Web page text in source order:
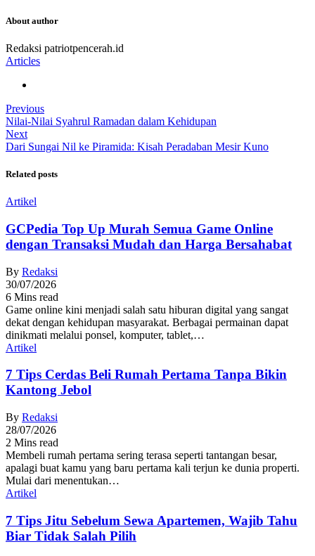
About author
Redaksi patriotpencerah.id
Articles
Previous
Nilai-Nilai Syahrul Ramadan dalam Kehidupan
Next
Dari Sungai Nil ke Piramida: Kisah Peradaban Mesir Kuno
Related posts
Artikel
GCPedia Top Up Murah Semua Game Online
dengan Transaksi Mudah dan Harga Bersahabat
By Redaksi
30/07/2026
6 Mins read
Game online kini menjadi salah satu hiburan digital yang sangat
dekat dengan kehidupan masyarakat. Berbagai permainan dapat
dinikmati melalui ponsel, komputer, tablet,…
Artikel
7 Tips Cerdas Beli Rumah Pertama Tanpa Bikin
Kantong Jebol
By Redaksi
28/07/2026
2 Mins read
Membeli rumah pertama sering terasa seperti tantangan besar,
apalagi buat kamu yang baru pertama kali terjun ke dunia properti.
Mulai dari menentukan…
Artikel
7 Tips Jitu Sebelum Sewa Apartemen, Wajib Tahu
Biar Tidak Salah Pilih